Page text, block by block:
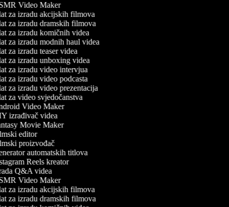
Video Maker
za izradu akcijskih filmova
za izradu dramskih filmova
za izradu komičnih videa
za izradu modnih haul videa
za izradu teaser videa
za izradu unboxing videa
za izradu video intervjua
za izradu video podcasta
za izradu video prezentacija
za video svjedočanstva
Video Maker
izrađivač videa
Movie Maker
editor
proizvođač
automatskih titlova
Reels kreator
Q&A videa
Video Maker
za izradu akcijskih filmova
za izradu dramskih filmova